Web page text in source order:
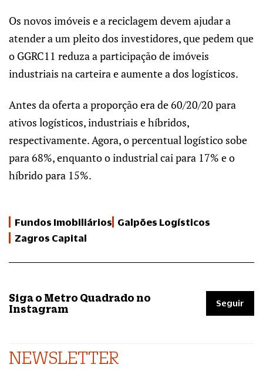
Os novos imóveis e a reciclagem devem ajudar a
atender a um pleito dos investidores, que pedem que
o GGRC11 reduza a participação de imóveis
industriais na carteira e aumente a dos logísticos.
Antes da oferta a proporção era de 60/20/20 para
ativos logísticos, industriais e híbridos,
respectivamente. Agora, o percentual logístico sobe
para 68%, enquanto o industrial cai para 17% e o
híbrido para 15%.
Fundos Imobiliários Galpões Logísticos
Zagros Capital
Siga o Metro Quadrado no
Instagram
Seguir
NEWSLETTER